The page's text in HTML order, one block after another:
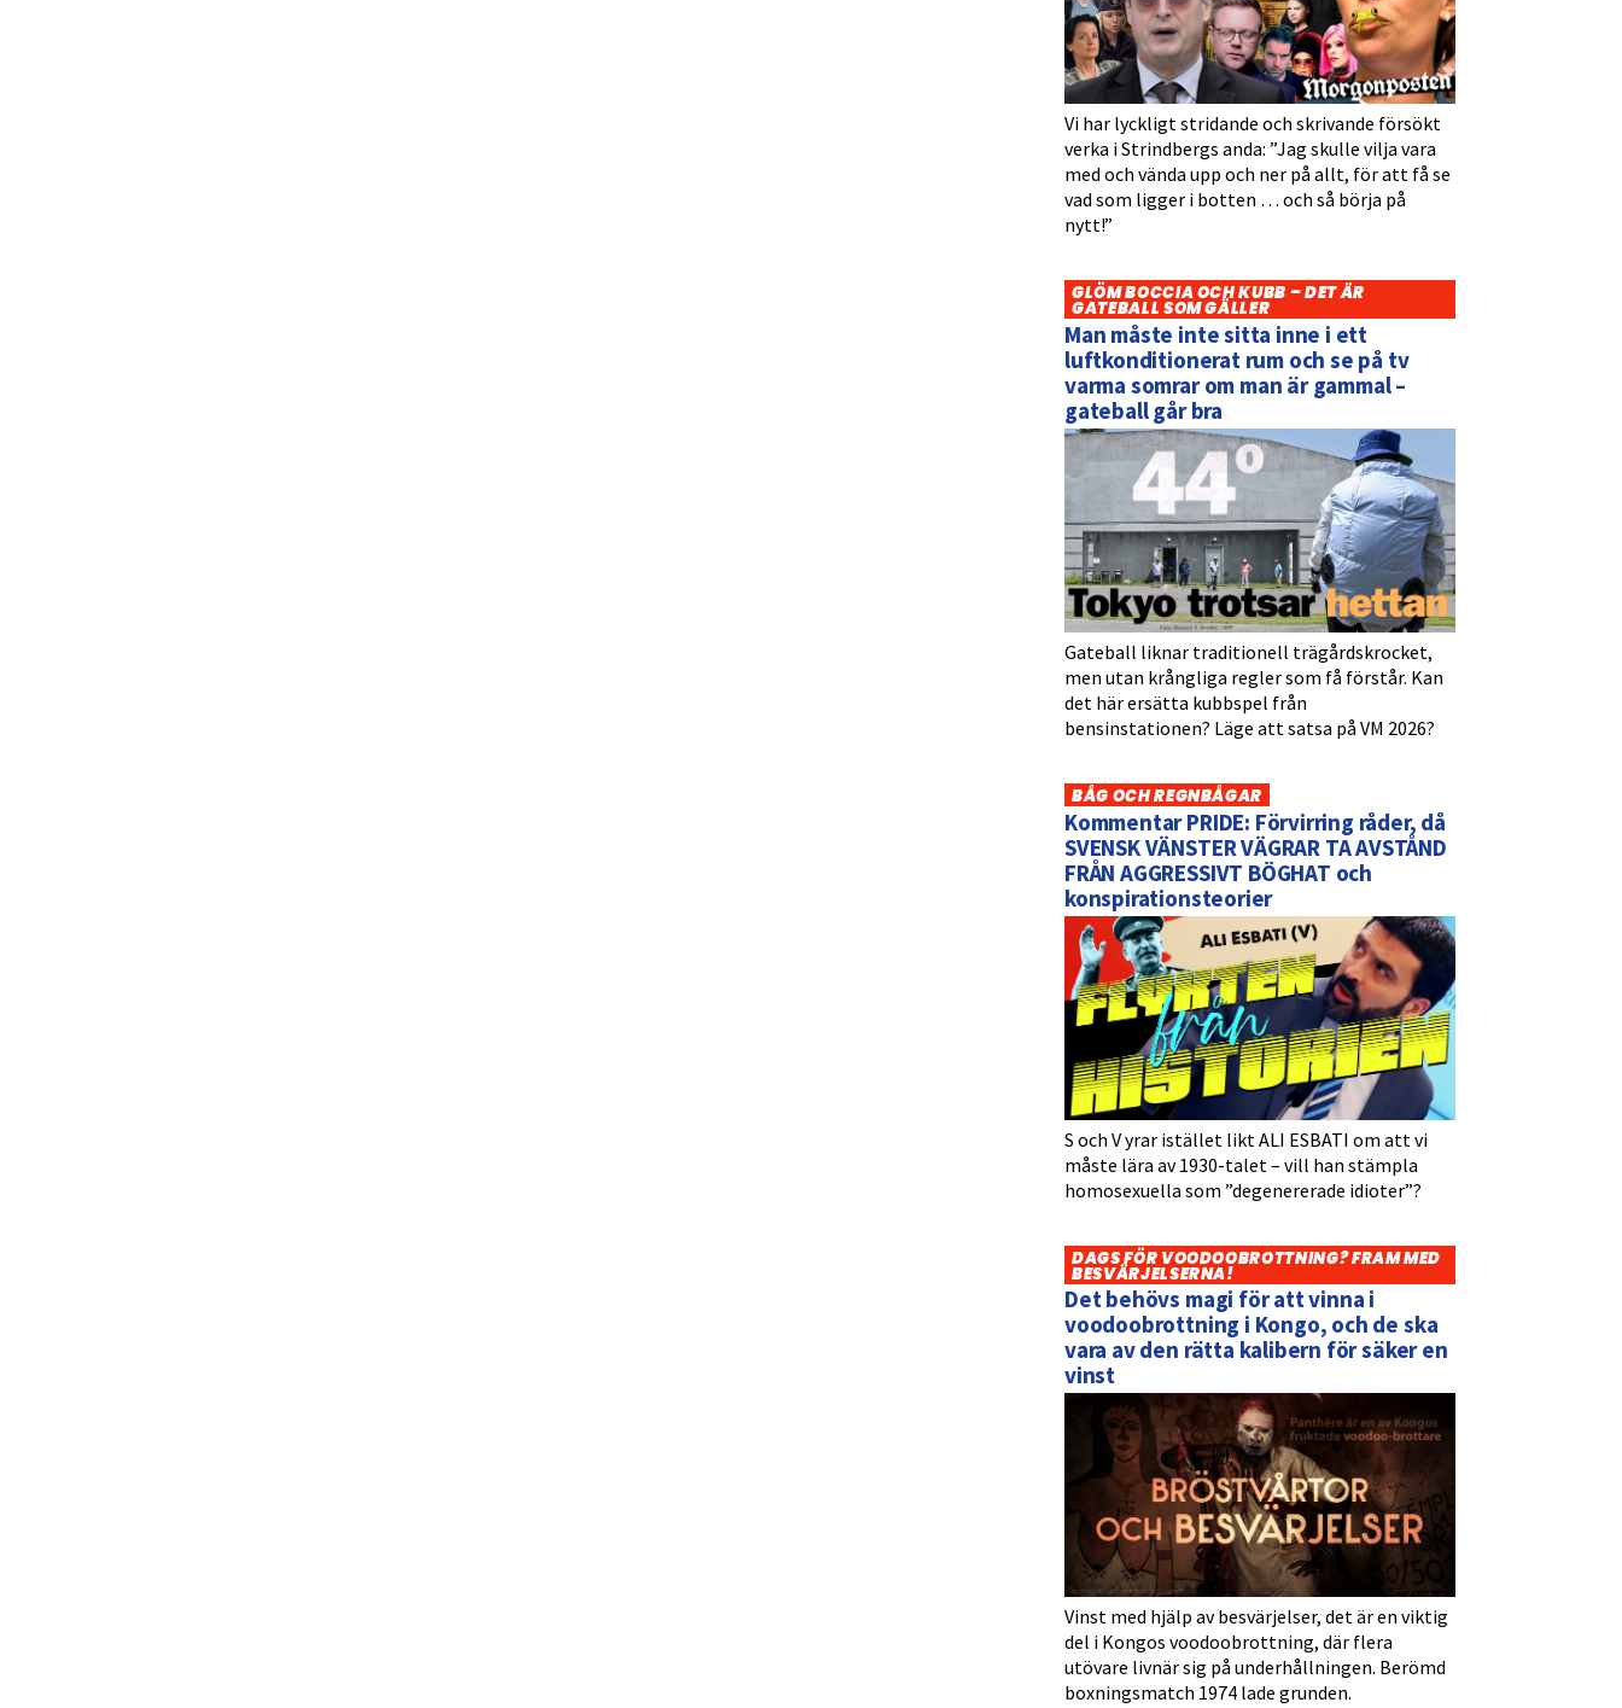
Vi har lyckligt stridande och skrivande försökt
verka i Strindbergs anda: ”Jag skulle vilja vara
med och vända upp och ner på allt, för att få se
vad som ligger i botten … och så börja på
nytt!”
GLÖM BOCCIA OCH KUBB – DET ÄR
GATEBALL SOM GÄLLER
Man måste inte sitta inne i ett
luftkonditionerat rum och se på tv
varma somrar om man är gammal –
gateball går bra
Gateball liknar traditionell trägårdskrocket,
men utan krångliga regler som få förstår. Kan
det här ersätta kubbspel från
bensinstationen? Läge att satsa på VM 2026?
BÅG OCH REGNBÅGAR
Kommentar PRIDE: Förvirring råder, då
SVENSK VÄNSTER VÄGRAR TA AVSTÅND
FRÅN AGGRESSIVT BÖGHAT och
konspirationsteorier
S och V yrar istället likt ALI ESBATI om att vi
måste lära av 1930-talet – vill han stämpla
homosexuella som ”degenererade idioter”?
DAGS FÖR VOODOOBROTTNING? FRAM MED
BESVÄRJELSERNA!
Det behövs magi för att vinna i
voodoobrottning i Kongo, och de ska
vara av den rätta kalibern för säker en
vinst
Vinst med hjälp av besvärjelser, det är en viktig
del i Kongos voodoobrottning, där flera
utövare livnär sig på underhållningen. Berömd
boxningsmatch 1974 lade grunden.